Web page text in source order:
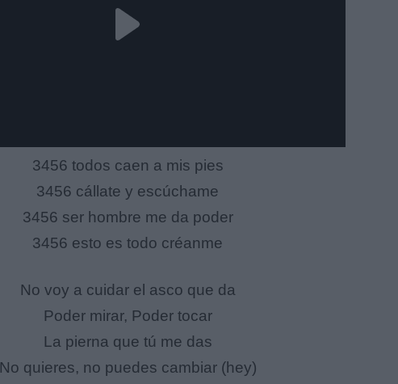
3456 todos caen a mis pies
3456 cállate y escúchame
3456 ser hombre me da poder
3456 esto es todo créanme
No voy a cuidar el asco que da
Poder mirar, Poder tocar
La pierna que tú me das
No quieres, no puedes cambiar (hey)